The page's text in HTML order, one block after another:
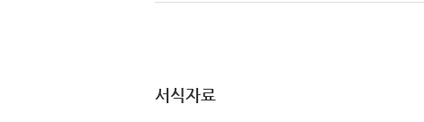
서식자료